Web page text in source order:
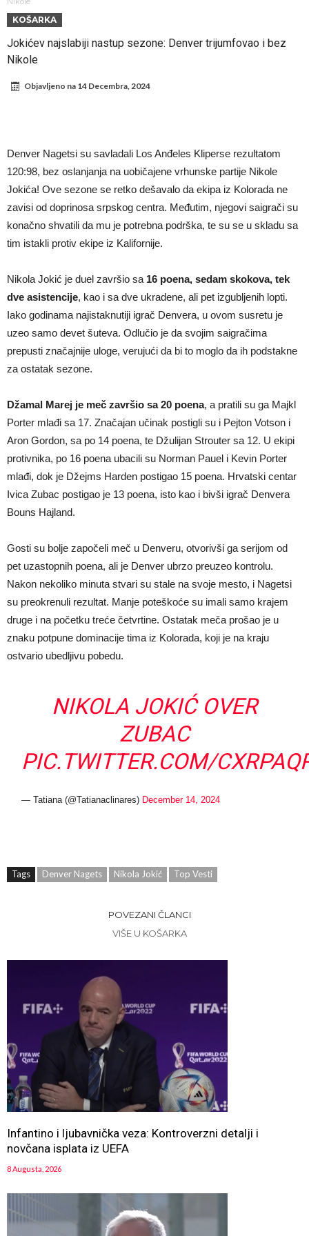
Francuski sudac suočen s pritvorom zbog navoda o nasilju u
porodici
Ovo je nova situacija za Novaka: Siner i Alkaraz otkazuju, Zverev bez
KOŠARKA
Jokićev najslabiji nastup sezone: Denver trijumfovao i bez
Nikole
Objavljeno na 14 Decembra, 2024
Denver Nagetsi su savladali Los Anđeles Kliperse rezultatom
120:98, bez oslanjanja na uobičajene vrhunske partije Nikole
Jokića! Ove sezone se retko dešavalo da ekipa iz Kolorada ne
zavisi od doprinosa srpskog centra. Međutim, njegovi saigrači su
konačno shvatili da mu je potrebna podrška, te su se u skladu sa
tim istakli protiv ekipe iz Kalifornije.
Nikola Jokić je duel završio sa 16 poena, sedam skokova, tek
dve asistencije, kao i sa dve ukradene, ali pet izgubljenih lopti.
Iako godinama najistaknutiji igrač Denvera, u ovom susretu je
uzeo samo devet šuteva. Odlučio je da svojim saigračima
prepusti značajnije uloge, verujući da bi to moglo da ih podstakne
za ostatak sezone.
Džamal Marej je meč završio sa 20 poena, a pratili su ga Majkl
Porter mlađi sa 17. Značajan učinak postigli su i Pejton Votson i
Aron Gordon, sa po 14 poena, te Džulijan Strouter sa 12. U ekipi
protivnika, po 16 poena ubacili su Norman Pauel i Kevin Porter
mlađi, dok je Džejms Harden postigao 15 poena. Hrvatski centar
Ivica Zubac postigao je 13 poena, isto kao i bivši igrač Denvera
Bouns Hajland.
Gosti su bolje započeli meč u Denveru, otvorivši ga serijom od
pet uzastopnih poena, ali je Denver ubrzo preuzeo kontrolu.
Nakon nekoliko minuta stvari su stale na svoje mesto, i Nagetsi
su preokrenuli rezultat. Manje poteškoće su imali samo krajem
druge i na početku treće četvrtine. Ostatak meča prošao je u
znaku potpune dominacije tima iz Kolorada, koji je na kraju
ostvario ubedljivu pobedu.
NIKOLA JOKIĆ OVER
ZUBAC
PIC.TWITTER.COM/
— Tatiana (@Tatianaclinares) December 14, 2024
Tags Denver Nagets Nikola Jokić Top Vesti
POVEZANI ČLANCI
VIŠE U KOŠARKA
Infantino i ljubavnička veza: Kontroverzni detalji i
novčana isplata iz UEFA
8 Augusta, 2026